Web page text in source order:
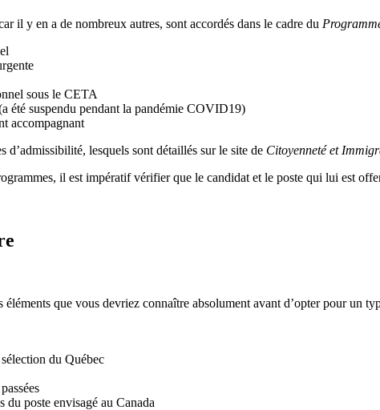
il y en a de nombreux autres, sont accordés dans le cadre du
sous le CETA
été suspendu pendant la pandémie COVID19)
accompagnant
d’admissibilité, lesquels sont détaillés sur le site de Citoyenneté et
il est impératif vérifier que le candidat et le poste qui lui est
que vous devriez connaître absolument avant d’opter pour un
du Québec
du poste envisagé au Canada